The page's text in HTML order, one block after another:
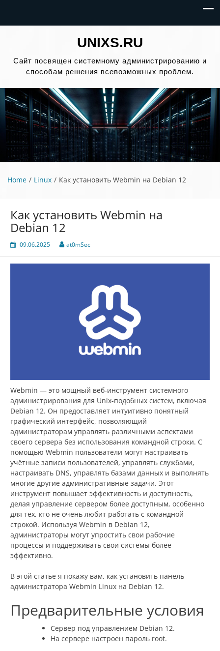
UNIXS.RU
Сайт посвящен системному администрированию и
способам решения всевозможных проблем.
Home Linux Как установить Webmin на Debian 12
Как установить Webmin на
Debian 12
09.06.2025 at0mSec
Webmin — это мощный веб-инструмент системного
администрирования для Unix-подобных систем, включая
Debian 12. Он предоставляет интуитивно понятный
графический интерфейс, позволяющий
администраторам управлять различными аспектами
своего сервера без использования командной строки. С
помощью Webmin пользователи могут настраивать
учётные записи пользователей, управлять службами,
настраивать DNS, управлять базами данных и выполнять
многие другие административные задачи. Этот
инструмент повышает эффективность и доступность,
делая управление сервером более доступным, особенно
для тех, кто не очень любит работать с командной
строкой. Используя Webmin в Debian 12,
администраторы могут упростить свои рабочие
процессы и поддерживать свои системы более
эффективно.
В этой статье я покажу вам, как установить панель
администратора Webmin Linux на Debian 12.
Предварительные условия
Сервер под управлением Debian 12.
На сервере настроен пароль root.